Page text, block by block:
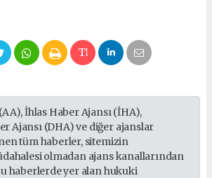
İhlas Haber Ajansı (İHA),
Ajansı (DHA) ve diğer ajanslar
tüm haberler, sitemizin
olmadan ajans kanallarından
haberlerde yer alan hukuki